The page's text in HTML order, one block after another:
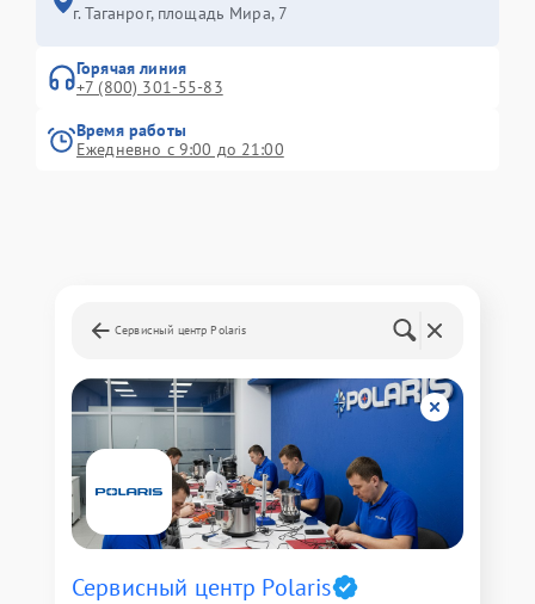
г. Таганрог, площадь Мира, 7
Горячая линия
+7 (800) 301-55-83
Время работы
Ежедневно с 9:00 до 21:00
Сервисный центр Polaris
Сервисный центр Polaris